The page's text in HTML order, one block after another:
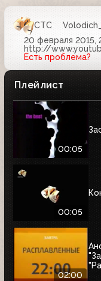
СТС
20 февраля 2015,
http://
Есть проблема?
Плейлист
00:05
00:05
02:00